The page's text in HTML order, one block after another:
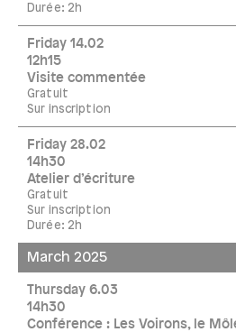
Durée: 2h
Friday 14.02
12h15
Visite commentée
Gratuit
Sur inscription
Friday 28.02
14h30
Atelier d’écriture
Gratuit
Sur inscription
Durée: 2h
March 2025
Thursday 6.03
14h30
Conférence : Les Voirons, le